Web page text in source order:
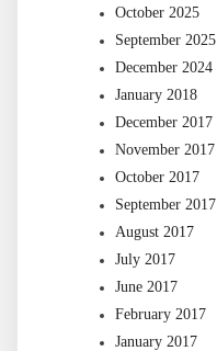
October 2025
September 2025
December 2024
January 2018
December 2017
November 2017
October 2017
September 2017
August 2017
July 2017
June 2017
February 2017
January 2017